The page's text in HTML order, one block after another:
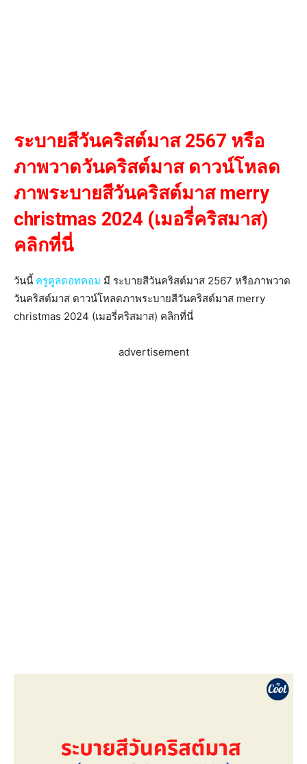
ระบายสีวันคริสต์มาส 2567 หรือ
ภาพวาดวันคริสต์มาส ดาวน์โหลด
ภาพระบายสีวันคริสต์มาส merry
christmas 2024 (เมอรี่คริสมาส)
คลิกที่นี่
วันนี้ ครูคูลดอทคอม มี ระบายสีวันคริสต์มาส 2567 หรือภาพวาด
วันคริสต์มาส ดาวน์โหลดภาพระบายสีวันคริสต์มาส merry
christmas 2024 (เมอรี่คริสมาส) คลิกที่นี่
advertisement